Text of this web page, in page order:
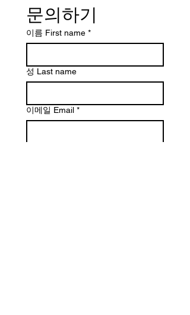
문의하기
이름 First name *
성 Last name
이메일 Email *